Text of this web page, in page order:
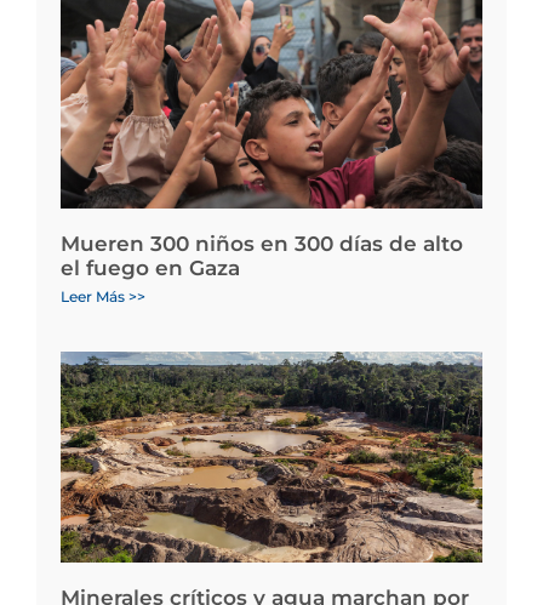
Mueren 300 niños en 300 días de alto
el fuego en Gaza
Leer Más >>
Minerales críticos y agua marchan por